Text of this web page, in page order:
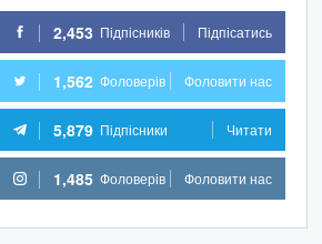
2,453 Підпісників Підпісатись
1,562 Фоловерів Фоловити нас
5,879 Підпісники Читати
1,485 Фоловерів Фоловити нас